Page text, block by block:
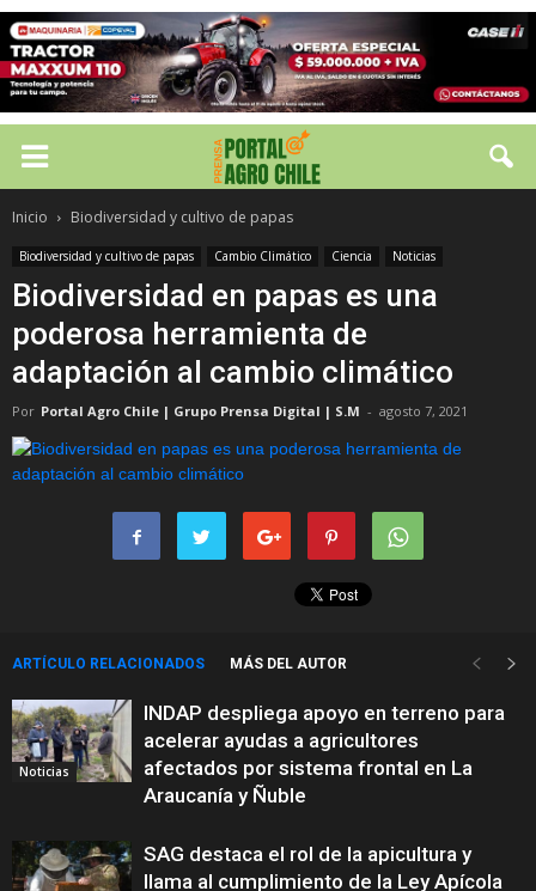
Inicio Biodiversidad y cultivo de papas
Biodiversidad y cultivo de papas Cambio Climático Ciencia Noticias
Biodiversidad en papas es una
poderosa herramienta de
adaptación al cambio climático
Por Portal Agro Chile | Grupo Prensa Digital | S.M - agosto 7, 2021
ARTÍCULO RELACIONADOS MÁS DEL AUTOR
Noticias
INDAP despliega apoyo en terreno para
acelerar ayudas a agricultores
afectados por sistema frontal en La
Araucanía y Ñuble
SAG destaca el rol de la apicultura y
llama al cumplimiento de la Ley Apícola